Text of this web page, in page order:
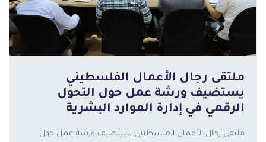
ملتقى رجال الأعمال الفلسطيني
يستضيف ورشة عمل حول التحول
الرقمي في إدارة الموارد البشرية
ملتقى رجال الأعمال الفلسطيني يستضيف ورشة عمل حول